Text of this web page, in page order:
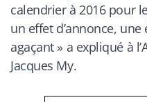
calendrier à 2016 pour
un effet d’annonce, une
agaçant» a expliqué à
Jacques My.